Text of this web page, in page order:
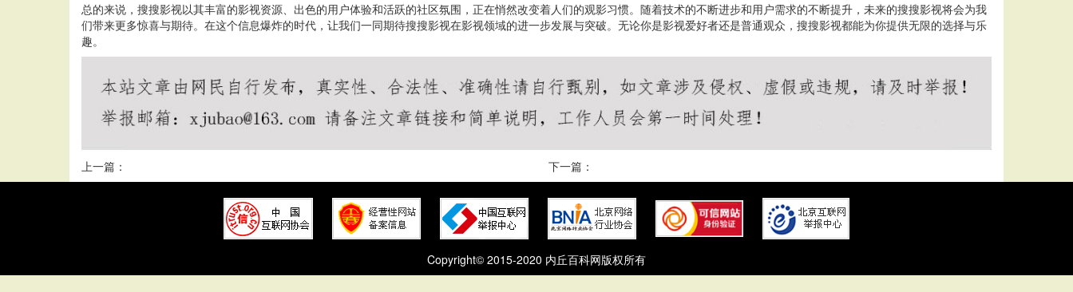
总的来说，搜搜影视以其丰富的影视资源、出色的用户体验和活跃的社区氛围，正在悄然改变着人们的观影习惯。随着技术的不断进步和用户需求的不断提升，未来的搜搜影视将会为我
们带来更多惊喜与期待。在这个信息爆炸的时代，让我们一同期待搜搜影视在影视领域的进一步发展与突破。无论你是影视爱好者还是普通观众，搜搜影视都能为你提供无限的选择与乐
趣。
上一篇： 下一篇：
Copyright© 2015-2020 内丘百科网版权所有